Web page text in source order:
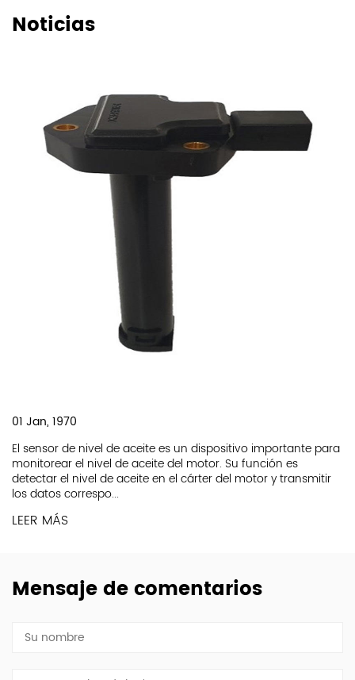
Noticias
01 Jan, 1970
El sensor de nivel de aceite es un dispositivo importante para
monitorear el nivel de aceite del motor. Su función es
detectar el nivel de aceite en el cárter del motor y transmitir
los datos correspo...
LEER MÁS
Mensaje de comentarios